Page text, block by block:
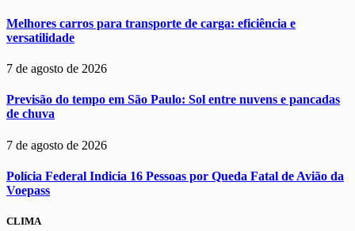
Melhores carros para transporte de carga: eficiência e
versatilidade
7 de agosto de 2026
Previsão do tempo em São Paulo: Sol entre nuvens e pancadas
de chuva
7 de agosto de 2026
Polícia Federal Indicia 16 Pessoas por Queda Fatal de Avião da
Voepass
CLIMA